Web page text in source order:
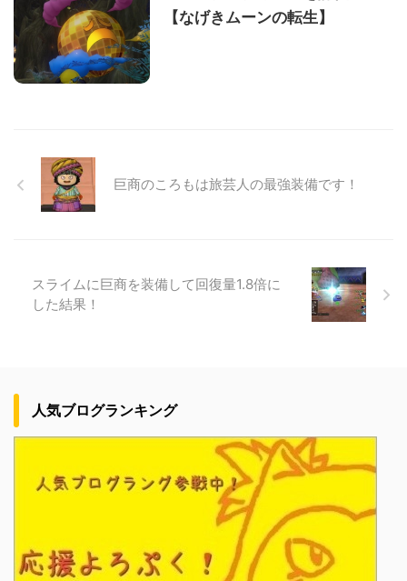
【なげきムーンの転生】
巨商のころもは旅芸人の最強装備です！
スライムに巨商を装備して回復量1.8倍に
した結果！
人気ブログランキング